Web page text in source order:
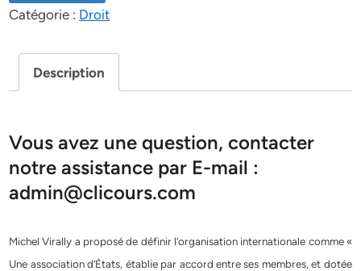
Catégorie : Droit
Description
Vous avez une question, contacter
notre assistance par E-mail :
admin@clicours.com
Michel Virally a proposé de définir l’organisation internationale comme «
Une association d’États, établie par accord entre ses membres, et dotée